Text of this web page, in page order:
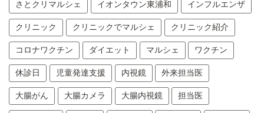
さとクリマルシェ イオンタウン東浦和 インフルエンザ
クリニック クリニックでマルシェ クリニック紹介
コロナワクチン ダイエット マルシェ ワクチン
休診日 児童発達支援 内視鏡 外来担当医
大腸がん 大腸カメラ 大腸内視鏡 担当医